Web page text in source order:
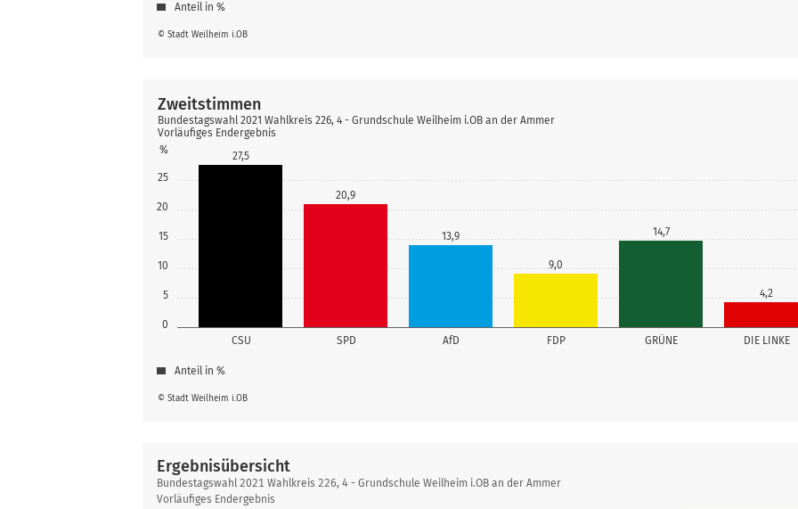
© Stadt Weilheim i.OB
Anteil in %
0
5
10
15
20
25
%
CSU SPD AfD FDP GRÜNE DIE LINKE
27,5
20,9
13,9
9,0
14,7
4,2
© Stadt Weilheim i.OB
Zweitstimmen
Bundestagswahl 2021 Wahlkreis 226, 4 - Grundschule Weilheim i.OB an der Ammer
Vorläufiges Endergebnis
Anteil in %
Ergebnisübersicht
Ergebnisübersicht
Bundestagswahl 2021 Wahlkreis 226, 4 - Grundschule Weilheim i.OB an der Ammer
Vorläufiges Endergebnis